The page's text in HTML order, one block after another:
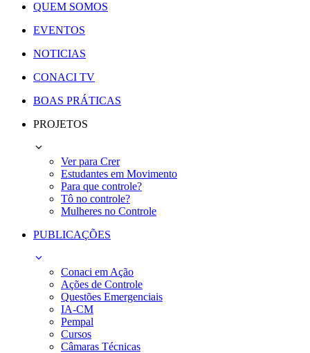
QUEM SOMOS
EVENTOS
NOTICIAS
CONACI TV
BOAS PRÁTICAS
PROJETOS
Ver para Crer
Estudantes em Movimento
Para que controle?
Tô no controle?
Mulheres no Controle
PUBLICAÇÕES
Conaci em Ação
Ações de Controle
Questões Emergenciais
IA-CM
Pempal
Cursos
Câmaras Técnicas